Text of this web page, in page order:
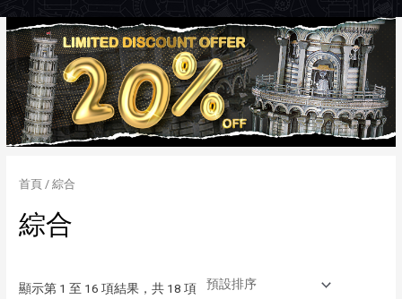
首頁 / 綜合
綜合
顯示第 1 至 16 項結果，共 18 項